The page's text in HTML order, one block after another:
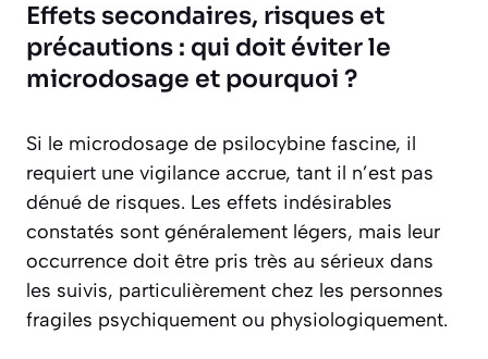
Effets secondaires, risques et
précautions : qui doit éviter le
microdosage et pourquoi ?
Si le microdosage de psilocybine fascine, il
requiert une vigilance accrue, tant il n’est pas
dénué de risques. Les effets indésirables
constatés sont généralement légers, mais leur
occurrence doit être pris très au sérieux dans
les suivis, particulièrement chez les personnes
fragiles psychiquement ou physiologiquement.